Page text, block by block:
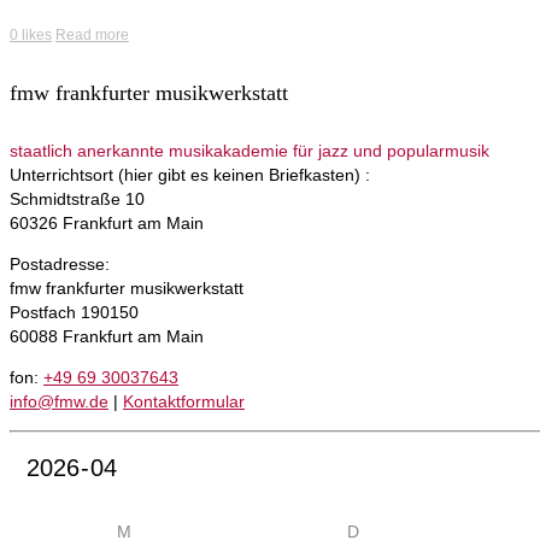
0 likes Read more
fmw frankfurter musikwerkstatt
staatlich anerkannte musikakademie für jazz und popularmusik
Unterrichtsort (hier gibt es keinen Briefkasten) :
Schmidtstraße 10
60326 Frankfurt am Main
Postadresse:
fmw frankfurter musikwerkstatt
Postfach 190150
60088 Frankfurt am Main
fon: +49 69 30037643
info@fmw.de | Kontaktformular
M D